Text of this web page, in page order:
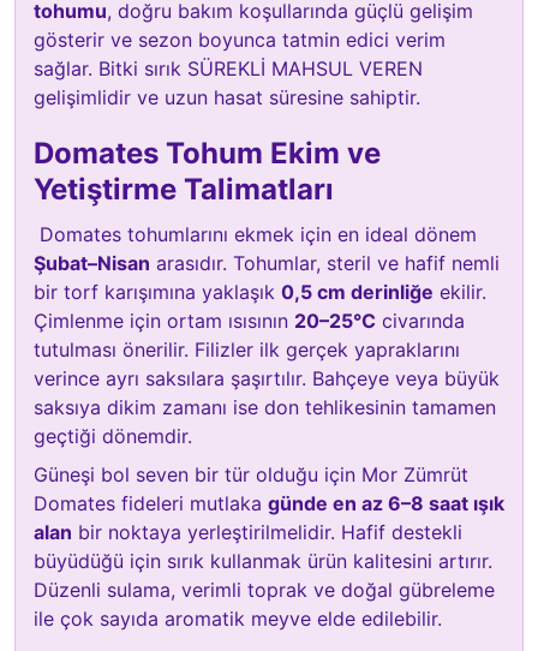
tohumu, doğru bakım koşullarında güçlü gelişim
gösterir ve sezon boyunca tatmin edici verim
sağlar. Bitki sırık SÜREKLİ MAHSUL VEREN
gelişimlidir ve uzun hasat süresine sahiptir.
Domates Tohum Ekim ve
Yetiştirme Talimatları
Domates tohumlarını ekmek için en ideal dönem
Şubat–Nisan arasıdır. Tohumlar, steril ve hafif nemli
bir torf karışımına yaklaşık 0,5 cm derinliğe ekilir.
Çimlenme için ortam ısısının 20–25°C civarında
tutulması önerilir. Filizler ilk gerçek yapraklarını
verince ayrı saksılara şaşırtılır. Bahçeye veya büyük
saksıya dikim zamanı ise don tehlikesinin tamamen
geçtiği dönemdir.
Güneşi bol seven bir tür olduğu için Mor Zümrüt
Domates fideleri mutlaka günde en az 6–8 saat ışık
alan bir noktaya yerleştirilmelidir. Hafif destekli
büyüdüğü için sırık kullanmak ürün kalitesini artırır.
Düzenli sulama, verimli toprak ve doğal gübreleme
ile çok sayıda aromatik meyve elde edilebilir.